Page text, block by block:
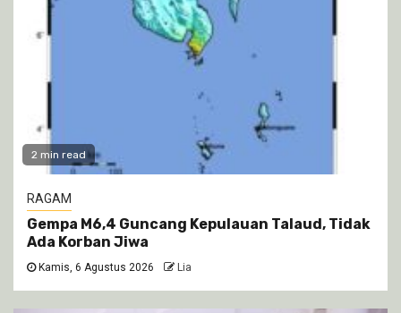
2 min read
RAGAM
Gempa M6,4 Guncang Kepulauan Talaud, Tidak
Ada Korban Jiwa
Kamis, 6 Agustus 2026 Lia